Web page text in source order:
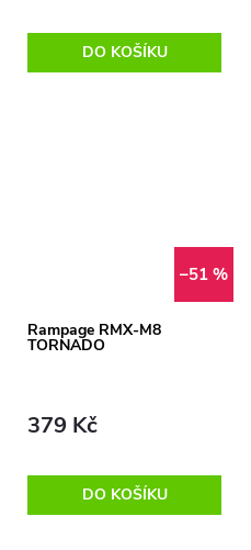
DO KOŠÍKU
–51 %
Rampage RMX-M8
TORNADO
379 Kč
DO KOŠÍKU